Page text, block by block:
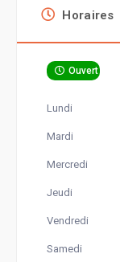
Horaires
Ouvert
Lundi
Mardi
Mercredi
Jeudi
Vendredi
Samedi